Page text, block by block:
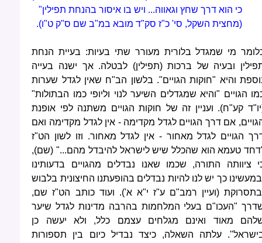
כי הוא דרך שחץ וגאווה... ויש בו איסור בהנחת תפילין"
(מחצית השקל, סי' כ"ז סק"ד מובא במ"ב שם ס"ק ט"ו).
מי שמגדל בלורית מעורר שתי בעיות: בעיית הנחת
ובעיה של ברכות (תפילין) לבטלה. אך ישנה בעייה
והיא "חוקות הגויים". בלשון הב"ח שאין לגדל שערות
הגויים "והיא שמגדלים השיער לנוי וליופי כמו הבתולות"
קע"ח). ועניין זה של חוקות הגויים משתנה לפי אופנת
אם דרך הגויים לגדל מקדימה - אין לגדל מקדימה ואם
הגויים לגדל מאחור - אין לגדל מאחור. וזו לשון הט"ז
טעמא הוא שהכלל שיש לישראל להיבדל מהם..." (שם),
ציוותה התורה, שכמו שאנו נבדלים מהגויים בדעותינו
כך יש לנו להיות נבדלים בהופעתנו החיצונית בלבוש
(ועיין רמב"ם ע"ז י"א א'). ועוד כותב הט"ז שם,
"העכו"ם בעלי המלחמות בהרבה מדינות לגדל שיער
מאוד ואינם מגלחים עצמם כלל, ולא יעשה כן
עלתה השאלה, כיצד נבדיל כיום בין תספורות